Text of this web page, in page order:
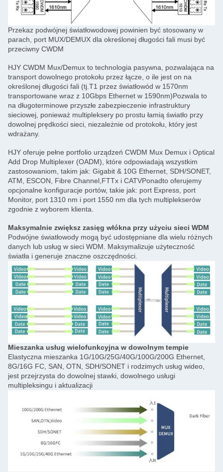
Przekaz podwójnej światłowodowej powinien być stosowany w
parach, port MUX/DEMUX dla określonej długości fali musi być
przeciwny CWDM
HJY CWDM Mux/Demux to technologia pasywna, pozwalająca na
transport dowolnego protokołu przez łącze, o ile jest on na
określonej długości fali (tj.T1 przez światłowód w 1570nm
transportowane wraz z 10Gbps Ethernet w 1590nm)Pozwala to
na długoterminowe przyszłe zabezpieczenie infrastruktury
sieciowej, ponieważ multipleksery po prostu łamią światło przy
dowolnej prędkości sieci, niezależnie od protokołu, który jest
wdrażany.
HJY oferuje pełne portfolio urządzeń CWDM Mux Demux i Optical
Add Drop Multiplexer (OADM), które odpowiadają wszystkim
zastosowaniom, takim jak: Gigabit & 10G Ethernet, SDH/SONET,
ATM, ESCON, Fibre Channel,FTTx i CATVPonadto oferujemy
opcjonalne konfiguracje portów, takie jak: port Express, port
Monitor, port 1310 nm i port 1550 nm dla tych multiplekserów
zgodnie z wyborem klienta.
Maksymalnie zwiększ zasięg włókna przy użyciu sieci WDM
Podwójne światłowody mogą być udostępniane dla wielu różnych
danych lub usług w sieci WDM. Maksymalizuje użyteczność
światła i generuje znaczne oszczędności.
Mieszanka usług wielofunkcyjna w dowolnym tempie
Elastyczna mieszanka 1G/10G/25G/40G/100G/200G Ethernet,
8G/16G FC, SAN, OTN, SDH/SONET i rodzimych usług wideo,
jest przejrzysta do dowolnej stawki, dowolnego usługi
multipleksingu i aktualizacji